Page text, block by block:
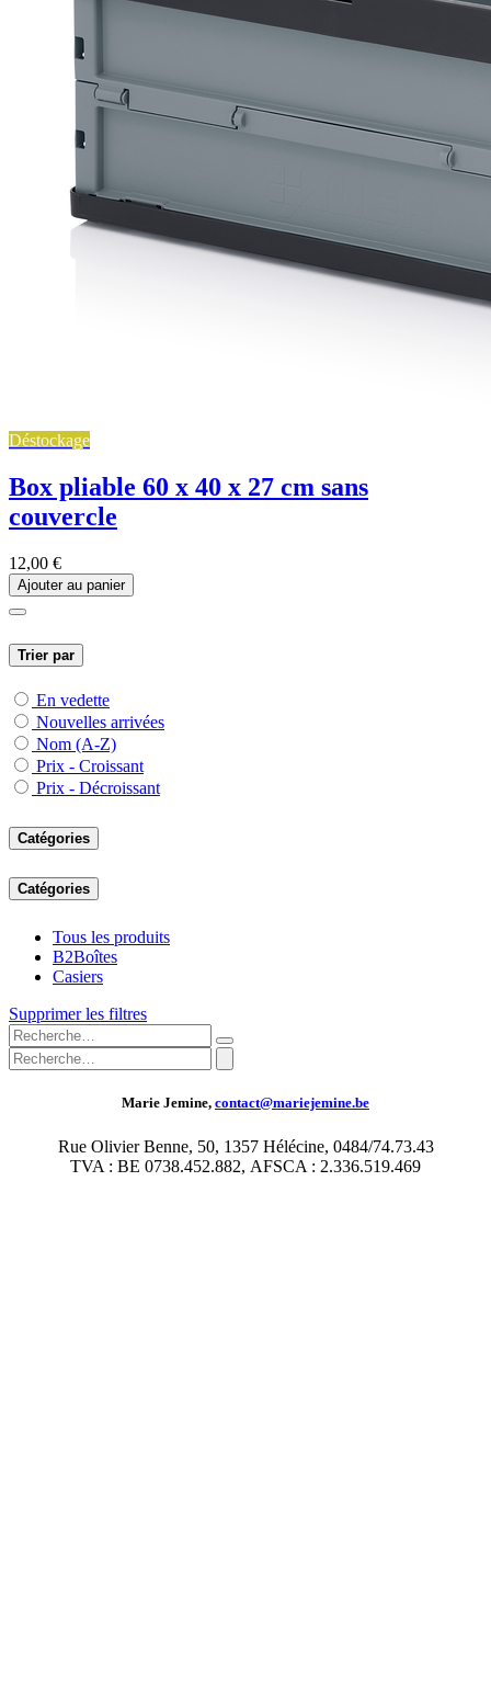
Déstockage
Box pliable 60 x 40 x 27 cm sans
couvercle
12,00 €
Ajouter au panier
Trier par
En vedette
Nouvelles arrivées
Nom (A-Z)
Prix - Croissant
Prix - Décroissant
Catégories
Catégories
Tous les produits
B2Boîtes
Casiers
Supprimer les filtres
Marie Jemine, contact@mariejemine.be
Rue Olivier Benne, 50, 1357 Hélécine, 0484/74.73.43
TVA : BE 0738.452.882, AFSCA : 2.336.519.469